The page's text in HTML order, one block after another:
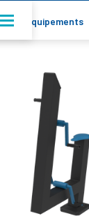
Equipements